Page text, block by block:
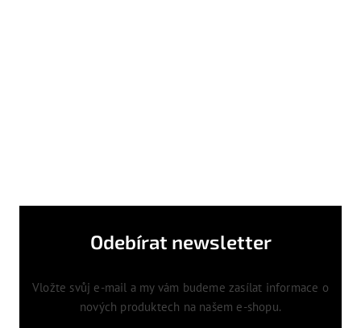
Odebírat newsletter
Vložte svůj e-mail a my vám budeme zasílat informace o
nových produktech na našem e-shopu.